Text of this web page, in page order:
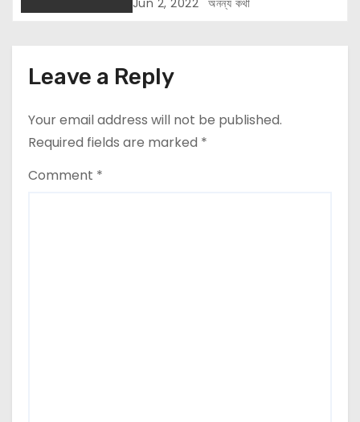
Jun 2, 2022 অনন্য কথা
Leave a Reply
Your email address will not be published.
Required fields are marked *
Comment *